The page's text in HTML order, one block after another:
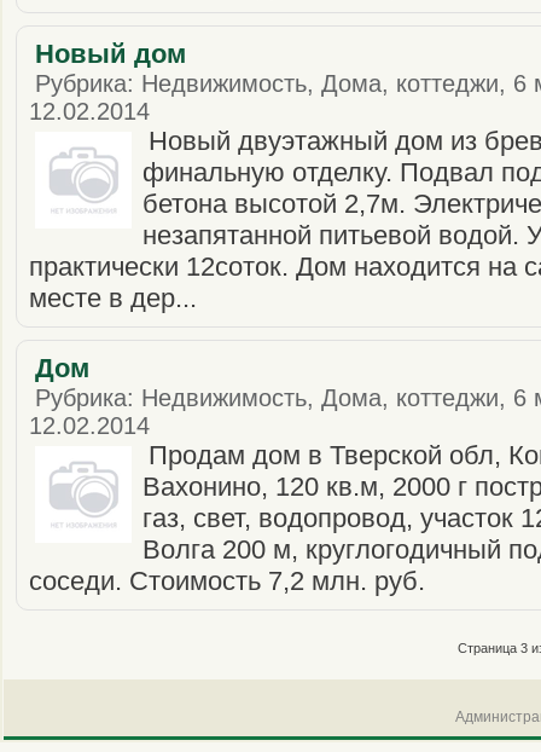
Новый дом
Рубрика: Недвижимость, Дома, коттеджи, 6
12.02.2014
Новый двуэтажный дом из
финальную отделку. Подвал
бетона высотой 2,7м.
незапятанной питьевой водой.
практически 12соток. Дом находится
месте в дер...
Дом
Рубрика: Недвижимость, Дома, коттеджи, 6
12.02.2014
Продам дом в Тверской обл,
Вахонино, 120 кв.м, 2000 г
газ, свет, водопровод, участок
Волга 200 м, круглогодичный
соседи. Стоимость 7,2 млн. руб.
Страница 3